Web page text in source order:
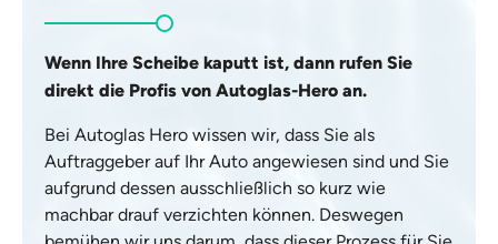
Wenn Ihre Scheibe kaputt ist, dann rufen Sie
direkt die Profis von Autoglas-Hero an.
Bei Autoglas Hero wissen wir, dass Sie als
Auftraggeber auf Ihr Auto angewiesen sind und Sie
aufgrund dessen ausschließlich so kurz wie
machbar drauf verzichten können. Deswegen